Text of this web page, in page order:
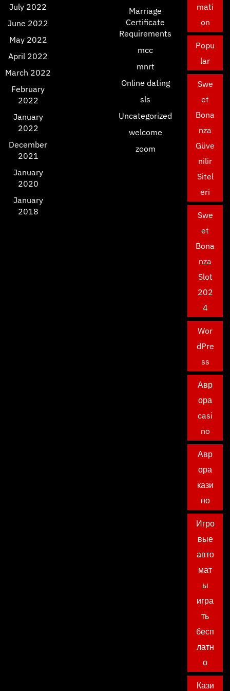
July 2022
June 2022
May 2022
April 2022
March 2022
February
2022
January
2022
December
2021
January
2020
January
2018
Marriage
Certificate
Requirements
mcc
mnrt
Online dating
sls
Uncategorized
welcome
zoom
mati
on
Popu
lar
Swe
et
Bona
nza
Güve
nilir
Sitel
eri
Swe
et
Bona
nza
Slot
202
4
Wor
dPre
ss
Авр
ора
casi
no
Авр
ора
кази
но
Игро
вые
авто
мат
ы
игра
ть
бесп
латн
о
Кази